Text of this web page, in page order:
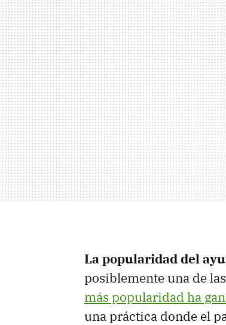
La popularidad del
posiblemente una de
más popularidad ha
una práctica donde el